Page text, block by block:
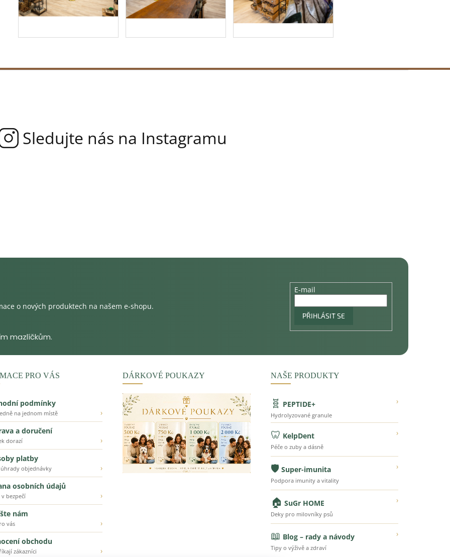
o nových produktech na našem e-shopu.
E-mail
PŘIHLÁSIT SE
PRO VÁS
podmínky
na jednom místě
›
a doručení
dorazí
›
platby
objednávky
›
osobních údajů
v bezpečí
›
nám
vás
›
obchodu
zákazníci ›
DÁRKOVÉ POUKAZY NAŠE PRODUKTY
🧬 PEPTIDE+ ›
Hydrolyzované granule
🦷 KelpDent ›
Péče o zuby a dásně
🛡️ Super-imunita ›
Podpora imunity a vitality
🏠 SuGr HOME ›
Deky pro milovníky psů
📖 Blog – rady a návody ›
Tipy o výživě a zdraví